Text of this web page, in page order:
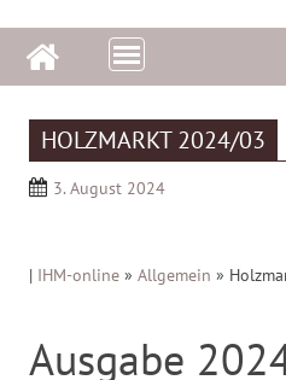
HOLZMARKT 2024/03
3. August 2024
| IHM-online »Allgemein »
Ausgabe